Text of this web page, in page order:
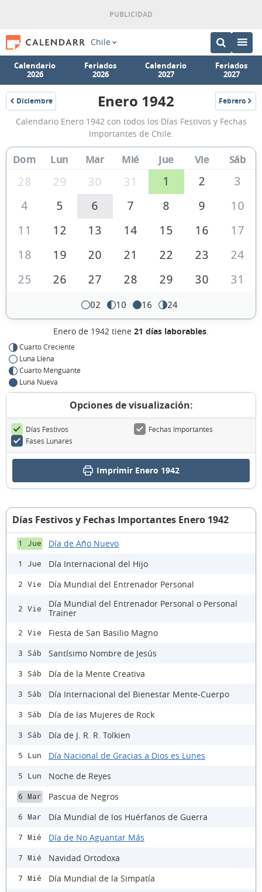
Chile
Calendario
2026
Feriados
2026
Calendario
2027
Feriados
2027
Diciembre
1941
Calendario
Enero
1942
de
Chile
Enero 1942 Febrero
1942
Calendario Enero 1942 con todos los Días Festivos y Fechas
Importantes de Chile.
Dom Lun Mar Mié Jue Vie Sáb
28 29 30 31 1 2
3
4
5 6 7 8 9
10
11
12 13 14 15 16
17
18
19 20 21 22 23
24
25
26 27 28 29 30 31
02 10 16 24
Enero de 1942 tiene 21 días laborables.
Cuarto Creciente
Luna Llena
Cuarto Menguante
Luna Nueva
Opciones de visualización:
Días Festivos
Fechas Importantes
Fases Lunares
Imprimir Enero 1942
Días Festivos y Fechas Importantes Enero 1942
1 Jue Día de Año Nuevo
1 Jue Día Internacional del Hijo
2 Vie Día Mundial del Entrenador Personal
2 Vie
Día Mundial del Entrenador Personal o Personal
Trainer
2 Vie Fiesta de San Basilio Magno
3 Sáb Santísimo Nombre de Jesús
3 Sáb Día de la Mente Creativa
3 Sáb Día Internacional del Bienestar Mente-Cuerpo
3 Sáb Día de las Mujeres de Rock
3 Sáb Día de J. R. R. Tolkien
5 Lun Día Nacional de Gracias a Dios es Lunes
5 Lun Noche de Reyes
6 Mar Pascua de Negros
6 Mar Día Mundial de los Huérfanos de Guerra
7 Mié Día de No Aguantar Más
7 Mié Navidad Ortodoxa
7 Mié Día Mundial de la Simpatía